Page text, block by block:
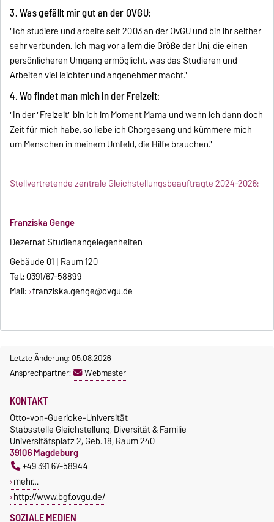
3. Was gefällt mir gut an der OVGU:
"Ich studiere und arbeite seit 2003 an der OvGU und bin ihr seither
sehr verbunden. Ich mag vor allem die Größe der Uni, die einen
persönlicheren Umgang ermöglicht, was das Studieren und
Arbeiten viel leichter und angenehmer macht."
4. Wo findet man mich in der Freizeit:
"In der "Freizeit" bin ich im Moment Mama und wenn ich dann doch
Zeit für mich habe, so liebe ich Chorgesang und kümmere mich
um Menschen in meinem Umfeld, die Hilfe brauchen."
Stellvertretende zentrale Gleichstellungsbeauftragte 2024-2026:
Franziska Genge
Dezernat Studienangelegenheiten
Gebäude 01 | Raum 120
Tel.: 0391/67-58899
Mail: franziska.genge@ovgu.de
Letzte Änderung: 05.08.2026
Ansprechpartner:
Webmaster
SOZIALE MEDIEN
KONTAKT
Otto-von-Guericke-Universität
Stabsstelle Gleichstellung, Diversität & Familie
Universitätsplatz 2, Geb. 18, Raum 240
39106 Magdeburg
+49 391 67-58944
mehr…
http://www.bgf.ovgu.de/